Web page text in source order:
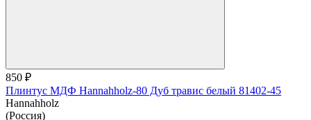
850 ₽
Плинтус МДФ Hannahholz-80 Дуб травис белый 81402-45
Hannahholz
(Россия)